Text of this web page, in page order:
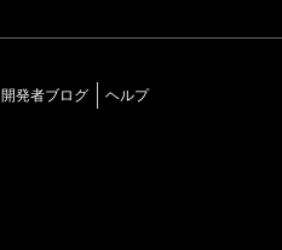
開発者ブログ
ヘルプ